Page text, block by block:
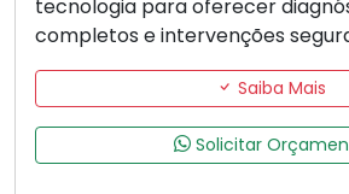
tecnologia para oferecer
completos e intervenções
Saiba Mais
Solicitar